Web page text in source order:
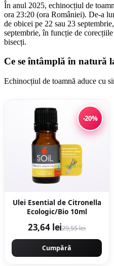
În anul 2025, echinocțiul de
ora 23:20 (ora României). De-a
de obicei pe 22 sau 23
septembrie, în funcție de
bisecți.
Ce se întâmplă în natură
Echinocțiul de toamnă aduce cu
-20%
Ulei Esential de Citronella
Ecologic/Bio 10ml
23,64 lei29,55 lei
Cumpără